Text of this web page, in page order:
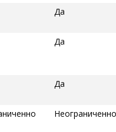
Да
Да
Да
Неограниченно